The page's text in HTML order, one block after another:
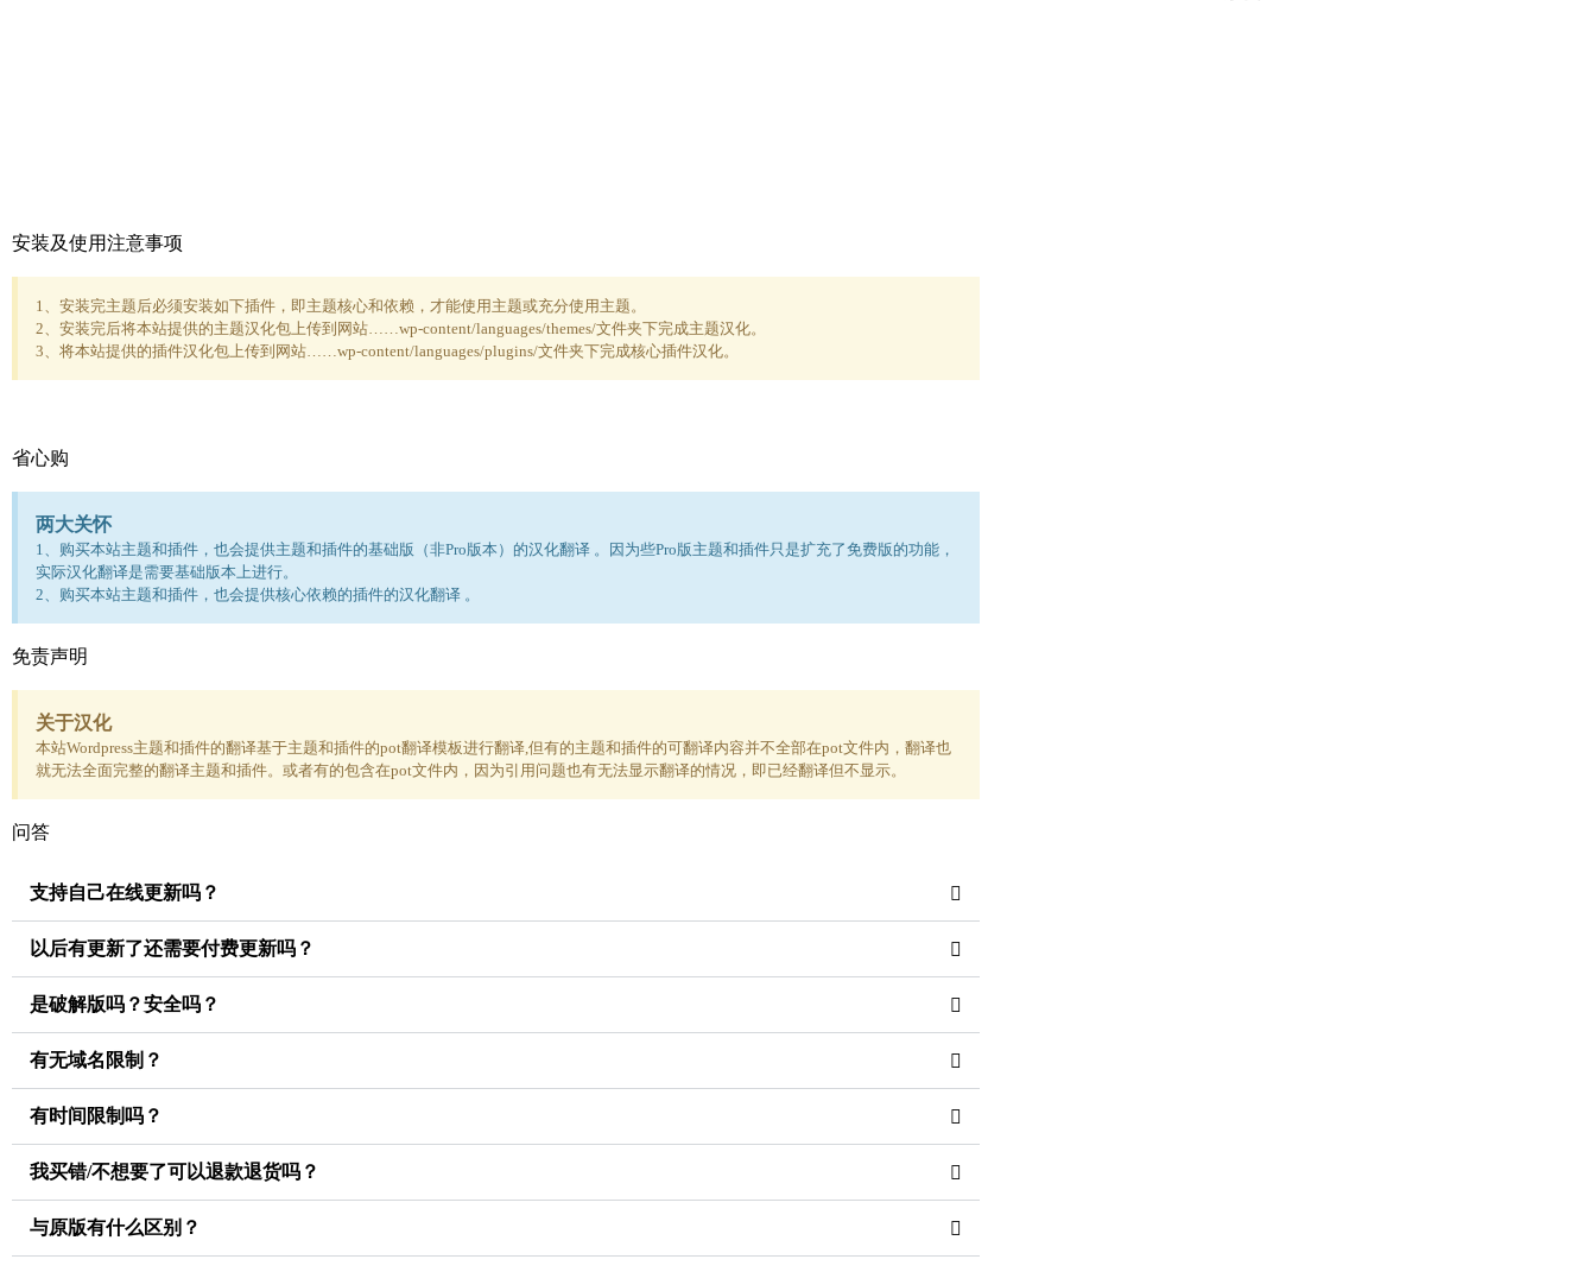
安装及使用注意事项
1、安装完主题后必须安装如下插件，即主题核心和依赖，才能使用主题或充分使用主题。
2、安装完后将本站提供的主题汉化包上传到网站……wp-content/languages/themes/文件夹下完成主题汉化。
3、将本站提供的插件汉化包上传到网站……wp-content/languages/plugins/文件夹下完成核心插件汉化。
省心购
两大关怀
1、购买本站主题和插件，也会提供主题和插件的基础版（非Pro版本）的汉化翻译 。因为些Pro版主题和插件只是扩充了免费版的功能，
实际汉化翻译是需要基础版本上进行。
2、购买本站主题和插件，也会提供核心依赖的插件的汉化翻译 。
免责声明
关于汉化
本站Wordpress主题和插件的翻译基于主题和插件的pot翻译模板进行翻译,但有的主题和插件的可翻译内容并不全部在pot文件内，翻译也
就无法全面完整的翻译主题和插件。或者有的包含在pot文件内，因为引用问题也有无法显示翻译的情况，即已经翻译但不显示。
问答
支持自己在线更新吗？
以后有更新了还需要付费更新吗？
是破解版吗？安全吗？
有无域名限制？
有时间限制吗？
我买错/不想要了可以退款退货吗？
与原版有什么区别？